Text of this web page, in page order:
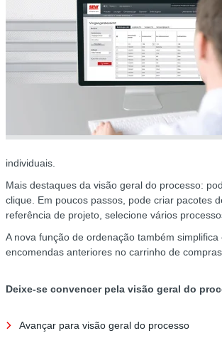
individuais.
Mais destaques da visão geral do processo:
clique. Em poucos passos, pode criar pacotes
referência de projeto, selecione vários
A nova função de ordenação também
encomendas anteriores no carrinho de
Deixe-se convencer pela visão geral do
Avançar para visão geral do processo